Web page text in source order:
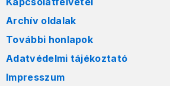
Archív oldalak
További honlapok
Adatvédelmi tájékoztató
Impresszum